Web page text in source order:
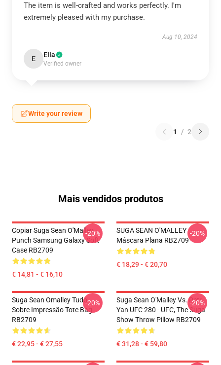
The item is well-crafted and works perfectly. I'm
extremely pleased with my purchase.
Aug 10, 2024
E Ella
Verified owner
Write your review
1 / 2
Mais vendidos produtos
Copiar Suga Sean O'Malley
Punch Samsung Galaxy Soft
Case RB2709
€ 14,81 - € 16,10
-20%
SUGA SEAN O'MALLEY
Máscara Plana RB2709
€ 18,29 - € 20,70
-20%
Suga Sean Omalley Tudo
Sobre Impressão Tote Bag
RB2709
€ 22,95 - € 27,55
-20%
Suga Sean O'Malley Vs. Petr
Yan UFC 280 - UFC, The Suga
Show Throw Pillow RB2709
€ 31,28 - € 59,80
-20%